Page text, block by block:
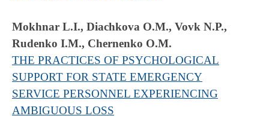
Mokhnar L.I., Diachkova O.M., Vovk N.P.,
Rudenko I.M., Chernenko O.M.
THE PRACTICES OF PSYCHOLOGICAL
SUPPORT FOR STATE EMERGENCY
SERVICE PERSONNEL EXPERIENCING
AMBIGUOUS LOSS